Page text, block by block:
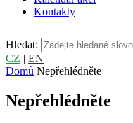
Kontakty
Hledat:
CZ | EN
Domů Nepřehlédněte
Nepřehlédněte